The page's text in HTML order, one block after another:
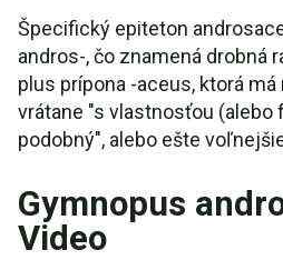
Špecifický epiteton
andros-, čo znamená drobná
plus prípona -aceus, ktorá
vrátane "s vlastnosťou (alebo
podobný", alebo ešte
Gymnopus
Video